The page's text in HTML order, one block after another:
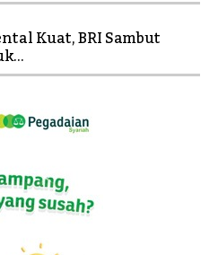
Kuat, BRI Sambut